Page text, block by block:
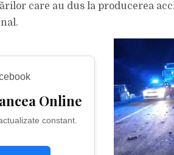
care au dus la producerea
Online
constant.